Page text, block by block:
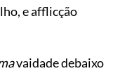
e afflicção
vaidade debaixo